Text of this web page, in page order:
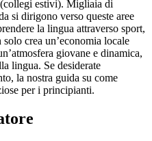
estivi). Migliaia di
si dirigono verso queste aree
la lingua attraverso sport,
crea un’economia locale
giovane e dinamica,
lingua. Se desiderate
la nostra guida su come
per i principianti.